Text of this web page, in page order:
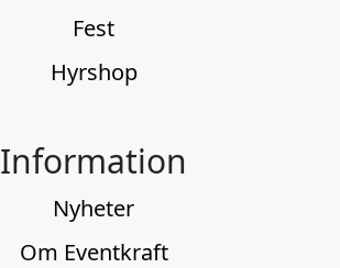
Fest
Hyrshop
Information
Nyheter
Om Eventkraft